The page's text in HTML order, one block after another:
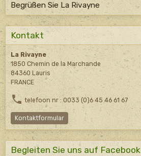
Begrüßen Sie La Rivayne
Kontakt
La Rivayne
1850 Chemin de la Marchande
84360 Lauris
FRANCE
telefoon nr : 0033 (0)6 45 46 61 67
Kontaktformular
Begleiten Sie uns auf Facebook